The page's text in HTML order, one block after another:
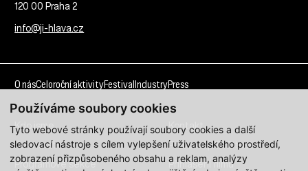
Používáme soubory cookies
Tyto webové stránky používají soubory cookies a další
sledovací nástroje s cílem vylepšení uživatelského prostředí,
zobrazení přizpůsobeného obsahu a reklam, analýzy
120 00 Praha 2
info@ji-hlava.cz
O násCeloroční aktivityFestival IndustryPress
Kdo jsme
Kontakt
Partnerství
Pracovní příležitosti
Programové sekce
Přihlášení filmu